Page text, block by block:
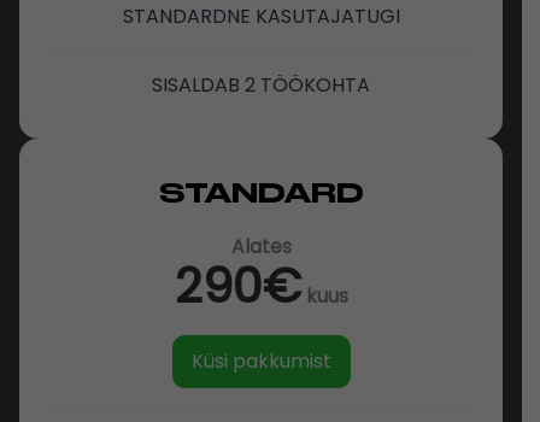
STANDARDNE KASUTAJATUGI
SISALDAB 2 TÖÖKOHTA
STANDARD
Alates
290€kuus
Küsi pakkumist